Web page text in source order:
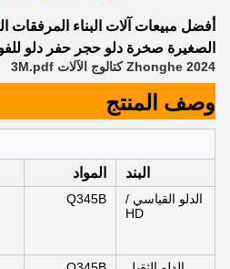
أفضل مبيعات آلات البناء المرفقات
الصغيرة صخرة دلو حجر حفر دلو
2024 Zhonghe كتالوج الآلات 3M.pdf
وصف المنتج
البند المواد
الدلو القياسي /
HD
Q345B